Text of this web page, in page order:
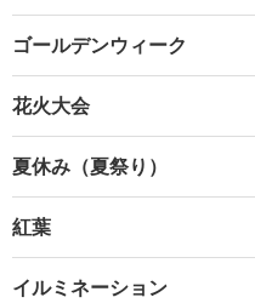
ゴールデンウィーク
花火大会
夏休み（夏祭り）
紅葉
イルミネーション